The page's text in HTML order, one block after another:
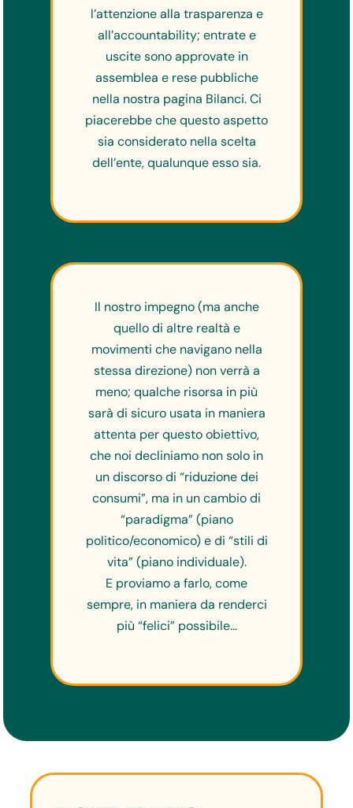
l’attenzione alla trasparenza e
all’accountability; entrate e
uscite sono approvate in
assemblea e rese pubbliche
nella nostra pagina Bilanci. Ci
piacerebbe che questo aspetto
sia considerato nella scelta
dell’ente, qualunque esso sia.
Il nostro impegno (ma anche
quello di altre realtà e
movimenti che navigano nella
stessa direzione) non verrà a
meno; qualche risorsa in più
sarà di sicuro usata in maniera
attenta per questo obiettivo,
che noi decliniamo non solo in
un discorso di “riduzione dei
consumi”, ma in un cambio di
“paradigma” (piano
politico/economico) e di “stili di
vita” (piano individuale).
E proviamo a farlo, come
sempre, in maniera da renderci
più “felici” possibile…